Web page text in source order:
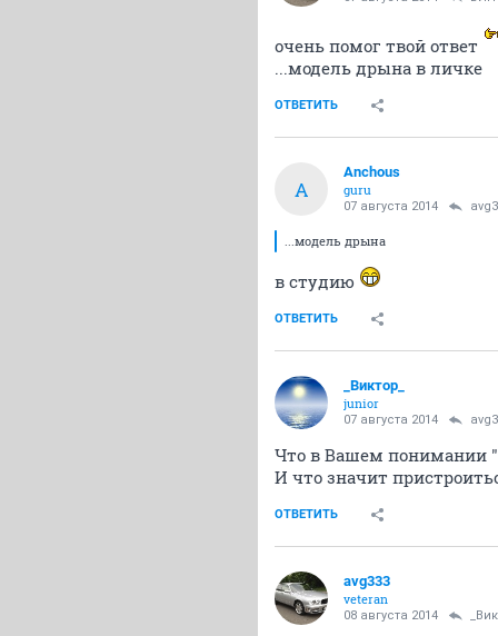
очень помог твой ответ
...модель дрына в личке
ОТВЕТИТЬ
A
Anchous
guru
07 августа 2014
...модель дрына
в студию
ОТВЕТИТЬ
_Виктор_
juniоr
07 августа 2014
Что в Вашем понимании
И что значит
ОТВЕТИТЬ
avg333
veteran
08 августа 2014